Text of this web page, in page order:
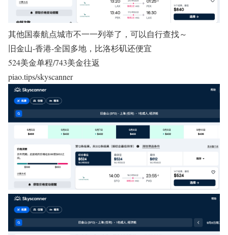
其他国泰航点城市不一一列举了，可以自行查找～
旧金山-香港-全国多地，比洛杉矶还便宜
524美金单程/743美金往返
piao.tips/skyscanner